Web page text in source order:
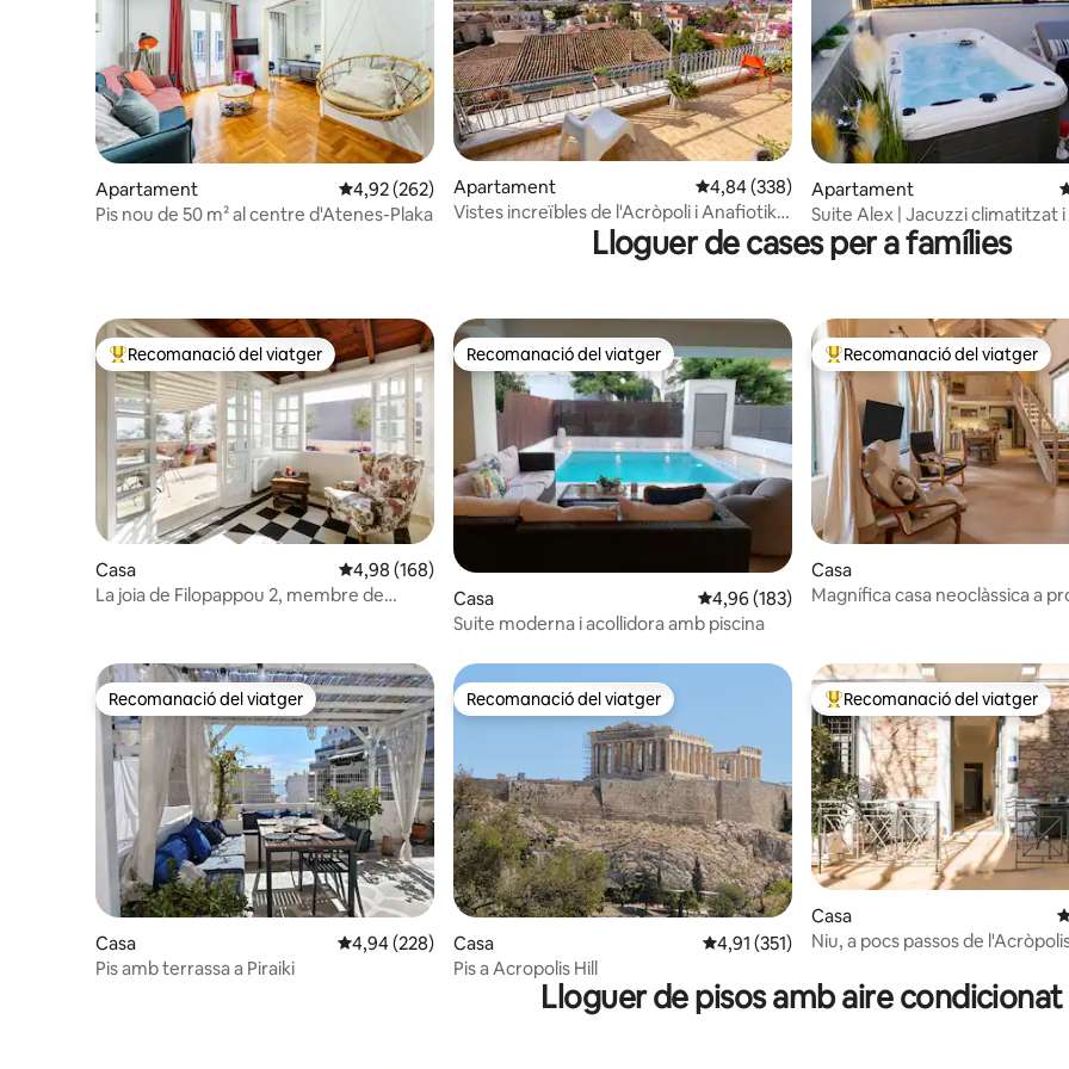
Apartament 4,92 de puntuació mitjana d'un total de 5; 262 avaluacions
4,92 (262)
Pis nou de 50 m² al centre d'Atenes-Plaka
Apartament 4,84 de puntuació mitjana d'un total de 5; 338
4,84 (338)
Vistes increïbles de l'Acròpoli i Anafiotika
Apartament
Suite Alex | Jacuzzi climatitzat i
l'Acròpolis
Lloguer de cases per a famílies
Principals recomanacions dels viatgers
Recomanació del viatger
Casa 4,98 de puntuació mitjana d'un total de 5; 168 avaluacions
4,98 (168)
La joia de Filopappou 2, membre de
Recomanació del viatger
Recomanació del viatger
Casa 4,96 de puntuació mitjana d'un total de 5; 183
4,96 (183)
Suite moderna i acollidora amb piscina
Principals recomanacions dels
Recomanació del viatger
Casa
Magnífica casa neoclàssica a
Recomanació del viatger
Recomanació del viatger
Casa 4,94 de puntuació mitjana d'un total de 5; 228 avaluacions
4,94 (228)
Pis amb terrassa a Piraiki
Recomanació del viatger
Recomanació del viatger
Casa 4,91 de puntuació mitjana d'un total de 5; 351
4,91 (351)
Pis a Acropolis Hill
Principals recomanacions dels
Recomanació del viatger
Casa
Niu, a pocs passos de
Lloguer de pisos amb aire condicionat